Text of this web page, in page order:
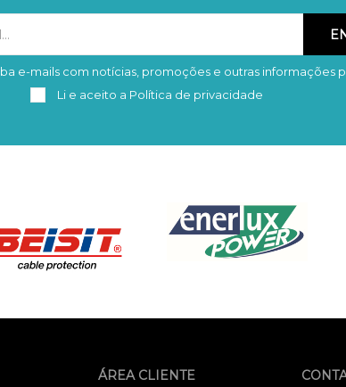
Subscrever Remover
e-mails com notícias, promoções e outras informações
Li e aceito a Política de privacidade
ÁREA CLIENTE